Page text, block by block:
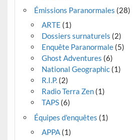
Émissions Paranormales (28)
ARTE (1)
Dossiers surnaturels (2)
Enquête Paranormale(5)
Ghost Adventures (6)
National Geographic(1)
R.I.P.(2)
Radio Terra Zen(1)
TAPS(6)
Équipes d'enquêtes (1)
APPA(1)